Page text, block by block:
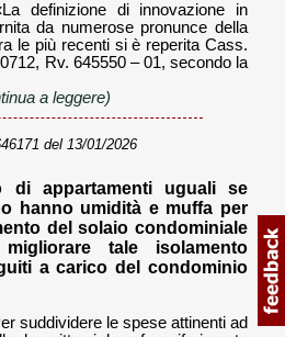
definizione di innovazione in
da numerose pronunce della
le più recenti si è reperita Cass.
Rv. 645550 – 01, secondo la
a leggere)
del 13/01/2026
di appartamenti uguali se
hanno umidità e muffa per
del solaio condominiale
tale isolamento
a carico del condominio
suddividere le spese attinenti ad